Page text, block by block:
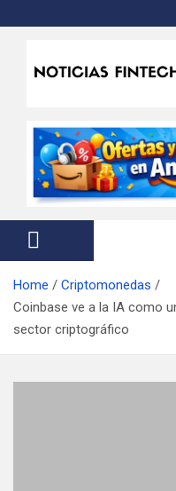
k
Noticias
Home
Criptomonedas
Coinbase ve a la IA como
sector criptográfico